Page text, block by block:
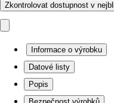
Zkontrolovat dostupnost v
Informace o výrobku
Datové listy
Popis